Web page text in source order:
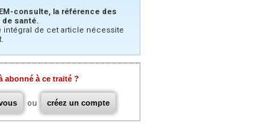
consulte, la référence des
santé.
intégral de cet article nécessite
abonné à ce traité ?
ou créez un compte